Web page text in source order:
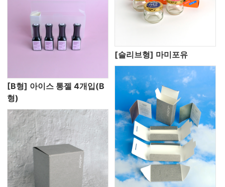
[B형] 아이스 통젤 4개입(B
형)
[슬리브형] 마미포유